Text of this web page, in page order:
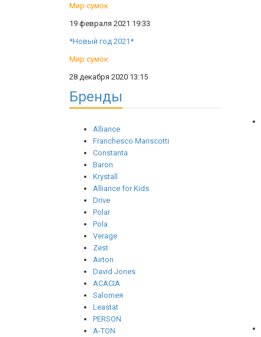
Мир сумок
19 февраля 2021 19:33
*Новый год 2021*
Мир сумок
28 декабря 2020 13:15
Бренды
Alliance
Franchesco Mariscotti
Constanta
Baron
Krystall
Alliance for Kids
Drive
Polar
Pola
Verage
Zest
Airton
David Jones
ACACIA
Salomeя
Leastat
PERSON
A-TON